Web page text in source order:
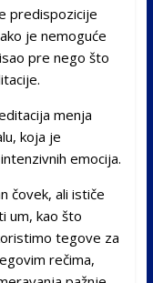
predispozicije
je nemoguće
pre nego što
menja
koja je
emocija.
čovek, ali ističe
um, kao što
tegove za
rečima,